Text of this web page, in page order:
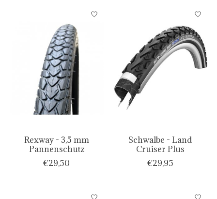
Rexway - 3,5 mm
Pannenschutz
€29,50
Schwalbe - Land
Cruiser Plus
€29,95